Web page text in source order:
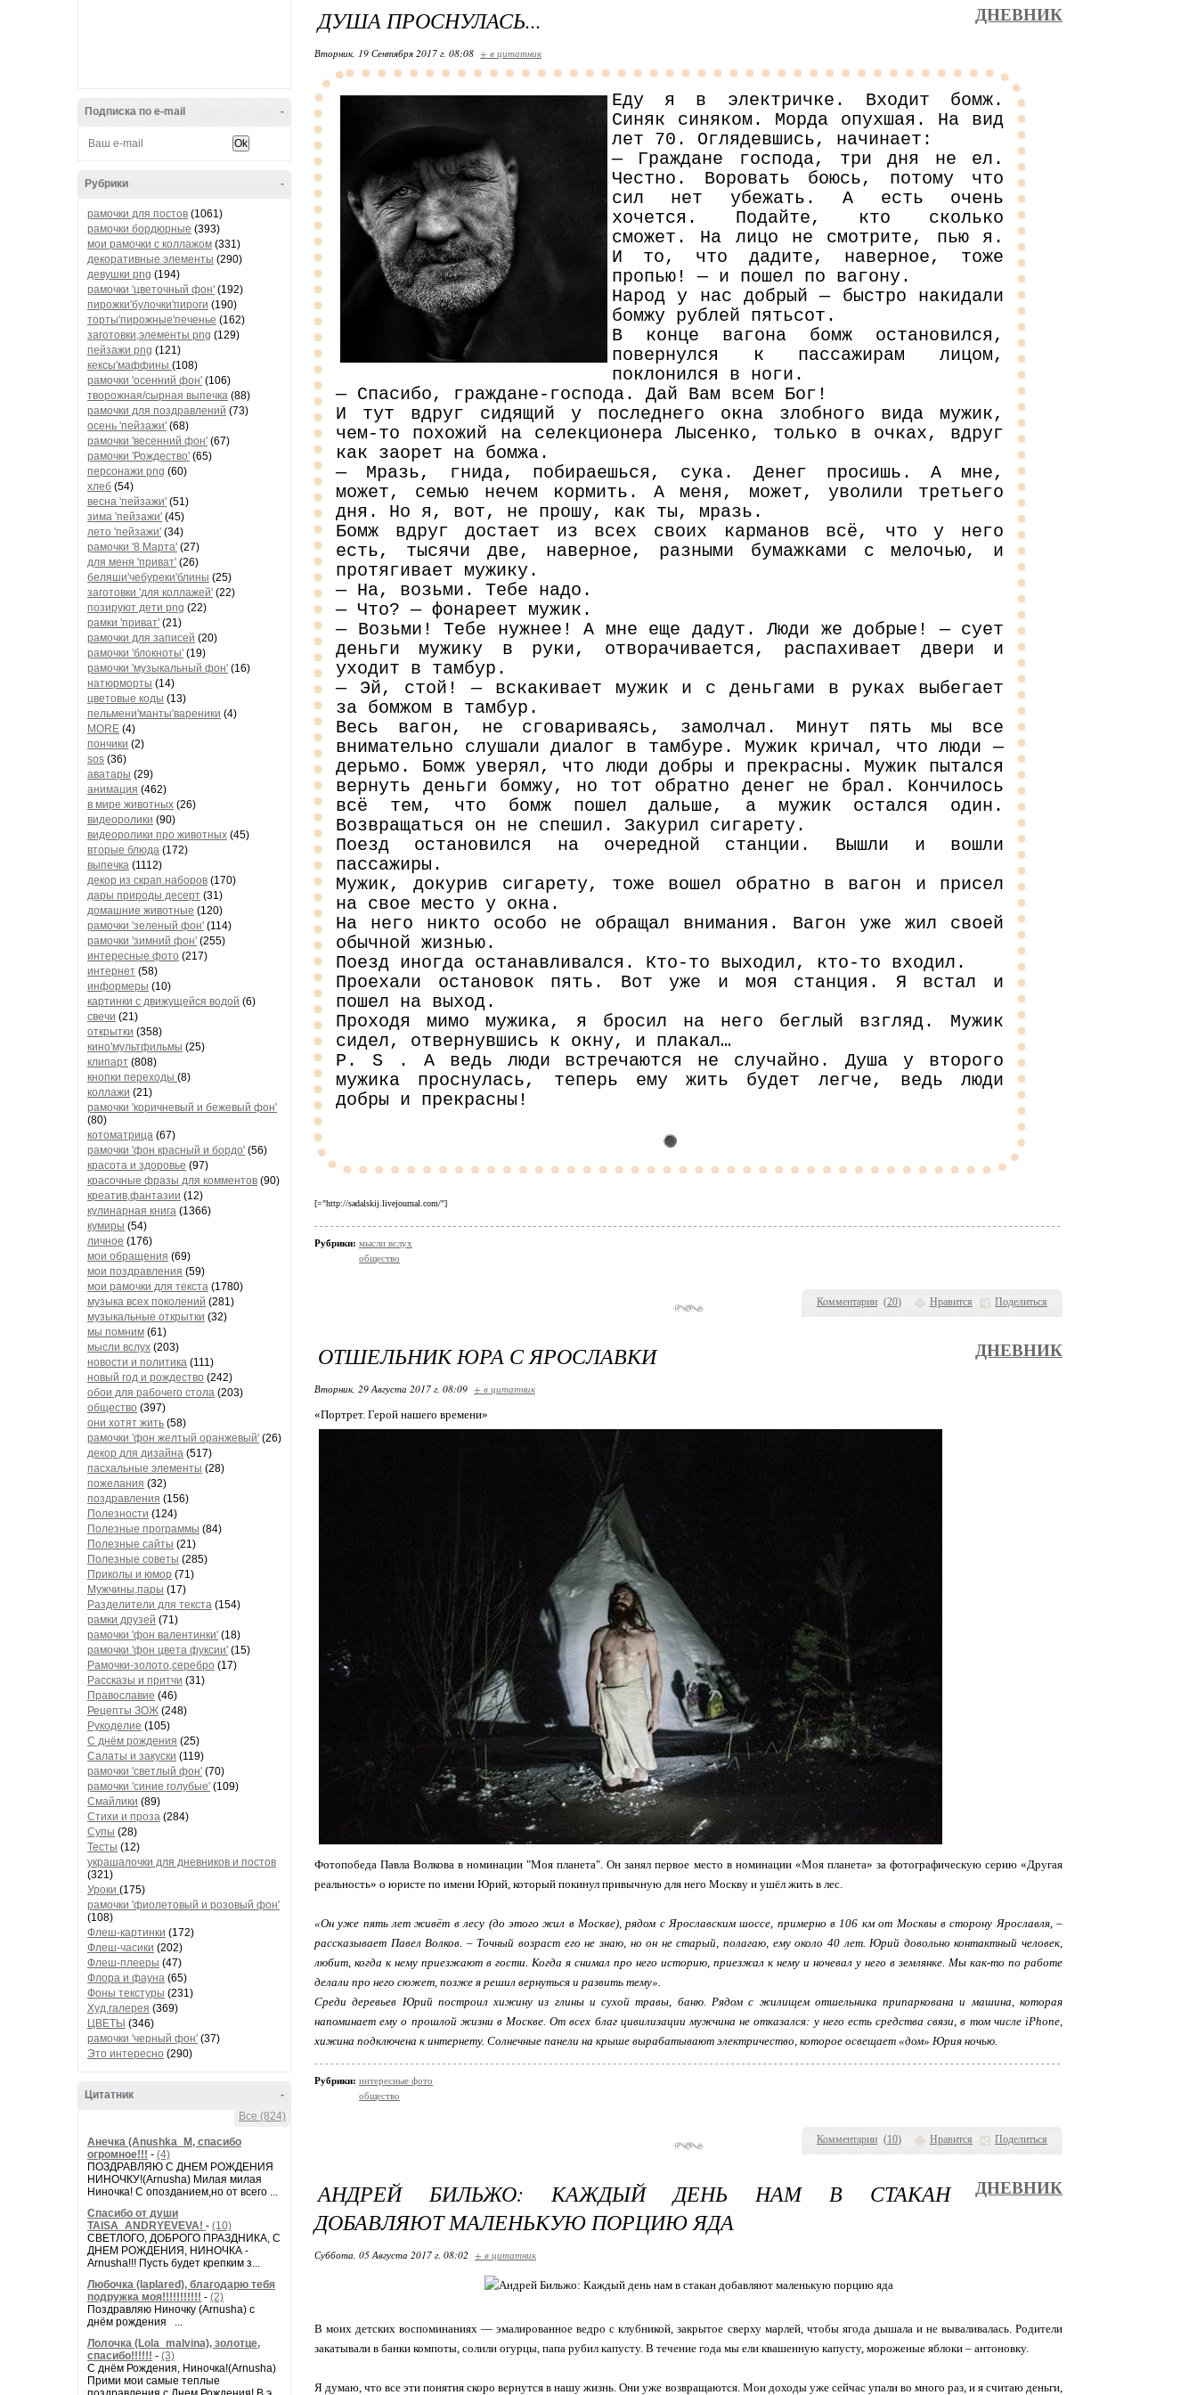
-
Подписка по e-mail
-
Рубрики
рамочки для постов (1061)
рамочки бордюрные (393)
мои рамочки с коллажом (331)
декоративные элементы (290)
девушки png (194)
рамочки 'цветочный фон' (192)
пирожки'булочки'пироги (190)
торты'пирожные'печенье (162)
заготовки,элементы png (129)
пейзажи png (121)
кексы'маффины (108)
рамочки 'осенний фон' (106)
творожная/сырная выпечка (88)
рамочки для поздравлений (73)
осень 'пейзажи' (68)
рамочки 'весенний фон' (67)
рамочки 'Рождество' (65)
персонажи png (60)
хлеб (54)
весна 'пейзажи' (51)
зима 'пейзажи' (45)
лето 'пейзажи' (34)
рамочки '8 Марта' (27)
для меня 'приват' (26)
беляши'чебуреки'блины (25)
заготовки 'для коллажей' (22)
позируют дети png (22)
рамки 'приват' (21)
рамочки для записей (20)
рамочки 'блокноты' (19)
рамочки 'музыкальный фон' (16)
натюрморты (14)
цветовые коды (13)
пельмени'манты'вареники (4)
MORE (4)
пончики (2)
sos (36)
аватары (29)
анимация (462)
в мире животных (26)
видеоролики (90)
видеоролики про животных (45)
вторые блюда (172)
выпечка (1112)
декор из скрап.наборов (170)
дары природы десерт (31)
домашние животные (120)
рамочки 'зеленый фон' (114)
рамочки 'зимний фон' (255)
интересные фото (217)
интернет (58)
информеры (10)
картинки с движущейся водой (6)
свечи (21)
открытки (358)
кино'мультфильмы (25)
клипарт (808)
кнопки переходы (8)
коллажи (21)
рамочки 'коричневый и бежевый фон'
(80)
котоматрица (67)
рамочки 'фон красный и бордо' (56)
красота и здоровье (97)
красочные фразы для комментов (90)
креатив,фантазии (12)
кулинарная книга (1366)
кумиры (54)
личное (176)
мои обращения (69)
мои поздравления (59)
мои рамочки для текста (1780)
музыка всех поколений (281)
музыкальные открытки (32)
мы помним (61)
мысли вслух (203)
новости и политика (111)
новый год и рождество (242)
обои для рабочего стола (203)
общество (397)
они хотят жить (58)
рамочки 'фон желтый оранжевый' (26)
декор для дизайна (517)
пасхальные элементы (28)
пожелания (32)
поздравления (156)
Полезности (124)
Полезные программы (84)
Полезные сайты (21)
Полезные советы (285)
Приколы и юмор (71)
Мужчины,пары (17)
Разделители для текста (154)
рамки друзей (71)
рамочки 'фон валентинки' (18)
рамочки 'фон цвета фуксии' (15)
Рамочки-золото,серебро (17)
Рассказы и притчи (31)
Православие (46)
Рецепты ЗОЖ (248)
Рукоделие (105)
С днём рождения (25)
Салаты и закуски (119)
рамочки 'светлый фон' (70)
рамочки 'синие голубые' (109)
Смайлики (89)
Стихи и проза (284)
Супы (28)
Тесты (12)
украшалочки для дневников и постов
(321)
Уроки (175)
рамочки 'фиолетовый и розовый фон'
(108)
Флеш-картинки (172)
Флеш-часики (202)
Флеш-плееры (47)
Флора и фауна (65)
Фоны текстуры (231)
Худ.галерея (369)
ЦВЕТЫ (346)
рамочки 'черный фон' (37)
Это интересно (290)
-
Цитатник
Все (824)
Анечка (Anushka_M, спасибо
огромное!!! - (4)
ПОЗДРАВЛЯЮ С ДНЕМ РОЖДЕНИЯ
НИНОЧКУ!(Arnusha) Милая милая
Ниночка! С опозданием,но от всего ...
Спасибо от души
TAISA_ANDRYEVEVA! - (10)
СВЕТЛОГО, ДОБРОГО ПРАЗДНИКА, С
ДНЕМ РОЖДЕНИЯ, НИНОЧКА -
Arnusha!!! Пусть будет крепким з...
Любочка (laplared), благодарю тебя
подружка моя!!!!!!!!!!! - (2)
Поздравляю Ниночку (Arnusha) с
днём рождения ...
Лолочка (Lola_malvina), золотце,
спасибо!!!!!! - (3)
С днём Рождения, Ниночка!(Аrnusha)
Прими мои самые теплые
Комментарии (20) Нравится Поделиться
ДУША ПРОСНУЛАСЬ... ДНЕВНИК
Вторник, 19 Сентября 2017 г. 08:08 + в цитатник
Еду я в электричке. Входит бомж.
Синяк синяком. Морда опухшая. На вид
лет 70. Оглядевшись, начинает:
— Граждане господа, три дня не ел.
Честно. Воровать боюсь, потому что
сил нет убежать. А есть очень
хочется. Подайте, кто сколько
сможет. На лицо не смотрите, пью я.
И то, что дадите, наверное, тоже
пропью! — и пошел по вагону.
Народ у нас добрый — быстро накидали
бомжу рублей пятьсот.
В конце вагона бомж остановился,
повернулся к пассажирам лицом,
поклонился в ноги.
— Спасибо, граждане-господа. Дай Вам всем Бог!
И тут вдруг сидящий у последнего окна злобного вида мужик,
чем-то похожий на селекционера Лысенко, только в очках, вдруг
как заорет на бомжа.
— Мразь, гнида, побираешься, сука. Денег просишь. А мне,
может, семью нечем кормить. А меня, может, уволили третьего
дня. Но я, вот, не прошу, как ты, мразь.
Бомж вдруг достает из всех своих карманов всё, что у него
есть, тысячи две, наверное, разными бумажками с мелочью, и
протягивает мужику.
— На, возьми. Тебе надо.
— Что? — фонареет мужик.
— Возьми! Тебе нужнее! А мне еще дадут. Люди же добрые! — сует
деньги мужику в руки, отворачивается, распахивает двери и
уходит в тамбур.
— Эй, стой! — вскакивает мужик и с деньгами в руках выбегает
за бомжом в тамбур.
Весь вагон, не сговариваясь, замолчал. Минут пять мы все
внимательно слушали диалог в тамбуре. Мужик кричал, что люди —
дерьмо. Бомж уверял, что люди добры и прекрасны. Мужик пытался
вернуть деньги бомжу, но тот обратно денег не брал. Кончилось
всё тем, что бомж пошел дальше, а мужик остался один.
Возвращаться он не спешил. Закурил сигарету.
Поезд остановился на очередной станции. Вышли и вошли
пассажиры.
Мужик, докурив сигарету, тоже вошел обратно в вагон и присел
на свое место у окна.
На него никто особо не обращал внимания. Вагон уже жил своей
обычной жизнью.
Поезд иногда останавливался. Кто-то выходил, кто-то входил.
Проехали остановок пять. Вот уже и моя станция. Я встал и
пошел на выход.
Проходя мимо мужика, я бросил на него беглый взгляд. Мужик
сидел, отвернувшись к окну, и плакал…
P. S . А ведь люди встречаются не случайно. Душа у второго
мужика проснулась, теперь ему жить будет легче, ведь люди
добры и прекрасны!
[="http://sadalskij.livejournal.com/"]
Рубрики: мысли вслух
общество
Комментарии (10) Нравится Поделиться
ОТШЕЛЬНИК ЮРА С ЯРОСЛАВКИ ДНЕВНИК
Вторник, 29 Августа 2017 г. 08:09 + в цитатник
«Портрет. Герой нашего времени»
Фотопобеда Павла Волкова в номинации "Моя планета". Он занял первое место в номинации «Моя планета» за фотографическую серию «Другая
реальность» о юристе по имени Юрий, который покинул привычную для него Москву и ушёл жить в лес.
«Он уже пять лет живёт в лесу (до этого жил в Москве), рядом с Ярославским шоссе, примерно в 106 км от Москвы в сторону Ярославля, –
рассказывает Павел Волков. – Точный возраст его не знаю, но он не старый, полагаю, ему около 40 лет. Юрий довольно контактный человек,
любит, когда к нему приезжают в гости. Когда я снимал про него историю, приезжал к нему и ночевал у него в землянке. Мы как-то по работе
делали про него сюжет, позже я решил вернуться и развить тему».
Среди деревьев Юрий построил хижину из глины и сухой травы, баню. Рядом с жилищем отшельника припаркована и машина, которая
напоминает ему о прошлой жизни в Москве. От всех благ цивилизации мужчина не отказался: у него есть средства связи, в том числе iPhone,
хижина подключена к интернету. Солнечные панели на крыше вырабатывают электричество, которое освещает «дом» Юрия ночью.
Рубрики: интересные фото
общество
АНДРЕЙ БИЛЬЖО: КАЖДЫЙ ДЕНЬ НАМ В СТАКАН
ДОБАВЛЯЮТ МАЛЕНЬКУЮ ПОРЦИЮ ЯДА
ДНЕВНИК
Суббота, 05 Августа 2017 г. 08:02 + в цитатник
В моих детских воспоминаниях — эмалированное ведро с клубникой, закрытое сверху марлей, чтобы ягода дышала и не вываливалась. Родители
закатывали в банки компоты, солили огурцы, папа рубил капусту. В течение года мы ели квашенную капусту, мороженые яблоки – антоновку.
Я думаю, что все эти понятия скоро вернутся в нашу жизнь. Они уже возвращаются. Мои доходы уже сейчас упали во много раз, и я считаю деньги,